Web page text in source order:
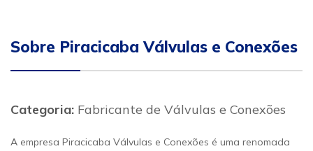
Sobre Piracicaba Válvulas e Conexões
Categoria: Fabricante de Válvulas e Conexões
A empresa Piracicaba Válvulas e Conexões é uma renomada